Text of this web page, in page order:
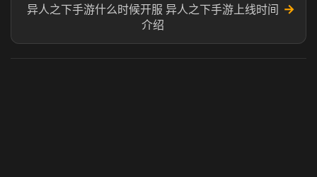
异人之下手游什么时候开服 异人之下手游上线时间
介绍​
→